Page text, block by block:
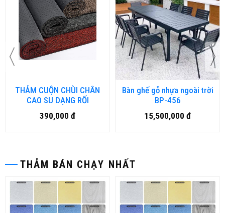
THẢM CUỘN CHÙI CHÂN
CAO SU DẠNG RỐI
390,000 đ
Bàn ghế gỗ nhựa ngoài trời
BP-456
15,500,000 đ
THẢM BÁN CHẠY NHẤT